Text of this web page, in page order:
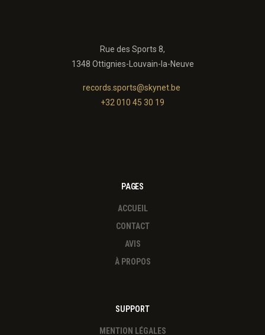
Rue des Sports 8,
1348 Ottignies-Louvain-la-Neuve
records.sports@skynet.be
+32 010 45 30 19
PAGES
ACCUEIL
CONTACT
AVIS
À PROPOS
SUPPORT
MENTION LÉGALES